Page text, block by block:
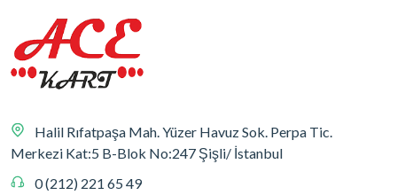
Halil Rıfatpaşa Mah. Yüzer Havuz Sok. Perpa Tic.
Merkezi Kat:5 B-Blok No:247 Şişli/ İstanbul
0 (212) 221 65 49